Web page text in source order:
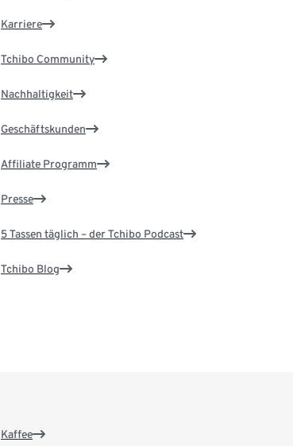
Karriere
Tchibo Community
Nachhaltigkeit
Geschäftskunden
Affiliate Programm
Presse
5 Tassen täglich – der Tchibo Podcast
Tchibo Blog
Kaffee